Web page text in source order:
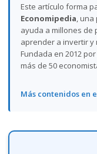
Este artículo forma
Economipedia ,
ayuda a millones de
aprender a invertir
Fundada en 2012
más de 50
Más contenidos en